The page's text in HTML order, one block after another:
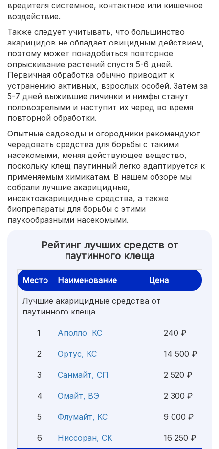
вредителя системное, контактное или кишечное
воздействие.
Также следует учитывать, что большинство
акарицидов не обладает овицидным действием,
поэтому может понадобиться повторное
опрыскивание растений спустя 5-6 дней.
Первичная обработка обычно приводит к
устранению активных, взрослых особей. Затем за
5-7 дней выжившие личинки и нимфы станут
половозрелыми и наступит их черед во время
повторной обработки.
Опытные садоводы и огородники рекомендуют
чередовать средства для борьбы с такими
насекомыми, меняя действующее вещество,
поскольку клещ паутинный легко адаптируется к
применяемым химикатам. В нашем обзоре мы
собрали лучшие акарицидные,
инсектоакарицидные средства, а также
биопрепараты для борьбы с этими
паукообразными насекомыми.
Рейтинг лучших средств от
паутинного клеща
Место Наименование Цена
Лучшие акарицидные средства от
паутинного клеща
1 Аполло, КС 240 ₽
2 Ортус, КС 14 500 ₽
3 Санмайт, СП 2 520 ₽
4 Омайт, ВЭ 2 300 ₽
5 Флумайт, КС 9 000 ₽
6 Ниссоран, СК 16 250 ₽